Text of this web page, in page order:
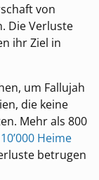
von
Die Verluste
ihr Ziel in
um Fallujah
die keine
Mehr als 800
Heime
betrugen